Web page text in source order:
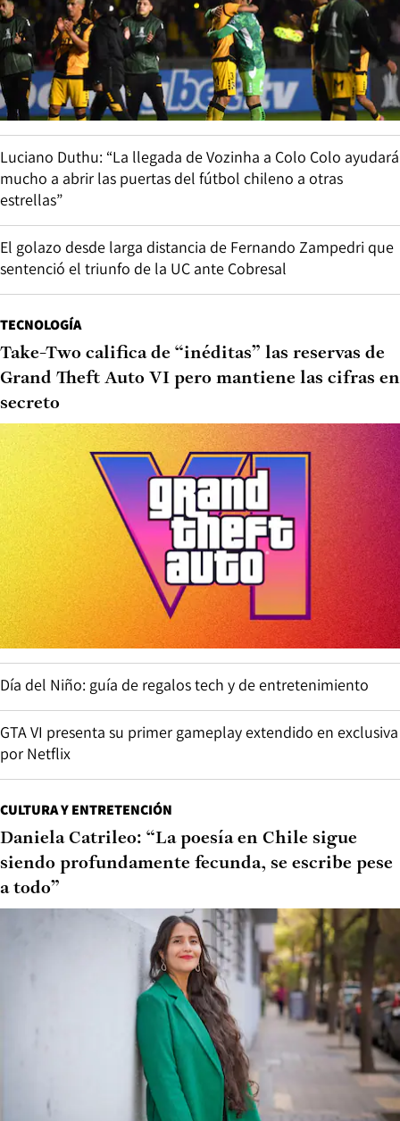
Luciano Duthu: “La llegada de Vozinha a Colo Colo ayudará
mucho a abrir las puertas del fútbol chileno a otras
estrellas”
El golazo desde larga distancia de Fernando Zampedri que
sentenció el triunfo de la UC ante Cobresal
TECNOLOGÍA
Take-Two califica de “inéditas” las reservas de
Grand Theft Auto VI pero mantiene las cifras en
secreto
Día del Niño: guía de regalos tech y de entretenimiento
GTA VI presenta su primer gameplay extendido en exclusiva
por Netflix
CULTURA Y ENTRETENCIÓN
Daniela Catrileo: “La poesía en Chile sigue
siendo profundamente fecunda, se escribe pese
a todo”